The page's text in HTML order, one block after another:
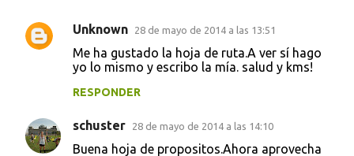
C
n
t
Unknown 28 de mayo de 2014 a las 13:51
Me ha gustado la hoja de ruta.A ver sí hago
yo lo mismo y escribo la mía. salud y kms!
RESPONDER
schuster 28 de mayo de 2014 a las 14:10
Buena hoja de propositos.Ahora aprovecha